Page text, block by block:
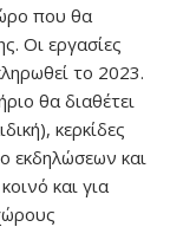
που θα
Οι εργασίες
το 2023.
θα διαθέτει
κερκίδες
εκδηλώσεων και
και για